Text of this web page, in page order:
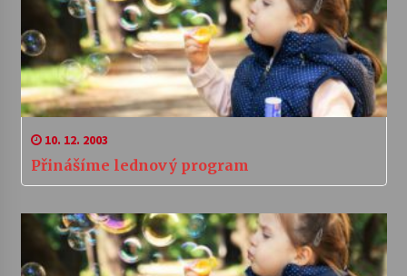
10. 12. 2003
Přinášíme lednový program